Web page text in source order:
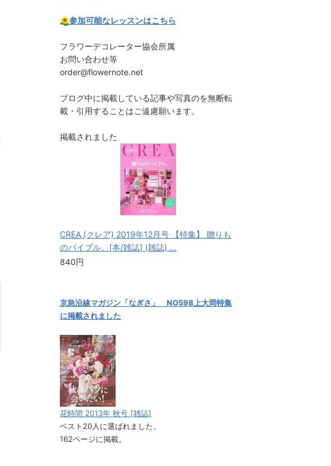
参加可能なレッスンはこちら
フラワーデコレーター協会所属
お問い合わせ等
order@flowernote.net
ブログ中に掲載している記事や写真のを無断転
載・引用することはご遠慮願います。
掲載されました
CREA (クレア) 2019年12月号 【特集】 贈りも
のバイブル。[本/雑誌] (雑誌) ...
840円
京急沿線マガジン「なぎさ」 NO598上大岡特集
に掲載されました
花時間 2013年 秋号 [雑誌]
ベスト20人に選ばれました。
162ページに掲載。